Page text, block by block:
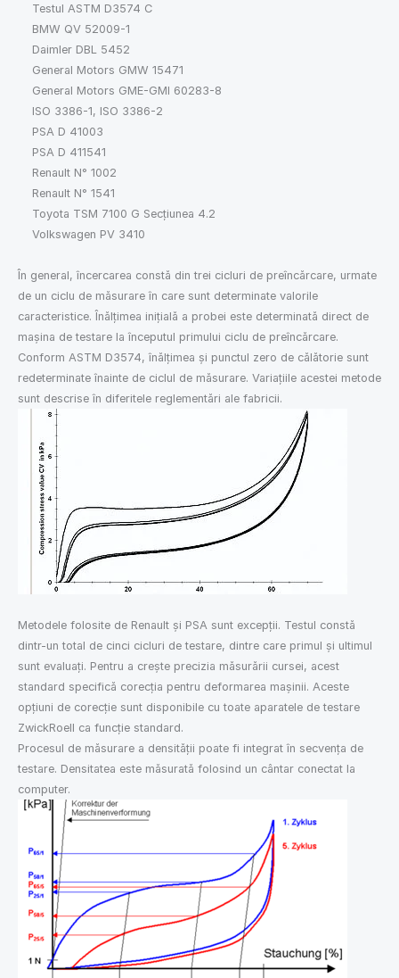
Testul ASTM D3574 C
BMW QV 52009-1
Daimler DBL 5452
General Motors GMW 15471
General Motors GME-GMI 60283-8
ISO 3386-1, ISO 3386-2
PSA D 41003
PSA D 411541
Renault N° 1002
Renault N° 1541
Toyota TSM 7100 G Secțiunea 4.2
Volkswagen PV 3410
În general, încercarea constă din trei cicluri de preîncărcare, urmate
de un ciclu de măsurare în care sunt determinate valorile
caracteristice. Înălțimea inițială a probei este determinată direct de
mașina de testare la începutul primului ciclu de preîncărcare.
Conform ASTM D3574, înălțimea și punctul zero de călătorie sunt
redeterminate înainte de ciclul de măsurare. Variațiile acestei metode
sunt descrise în diferitele reglementări ale fabricii.
Metodele folosite de Renault și PSA sunt excepții. Testul constă
dintr-un total de cinci cicluri de testare, dintre care primul și ultimul
sunt evaluați. Pentru a crește precizia măsurării cursei, acest
standard specifică corecția pentru deformarea mașinii. Aceste
opțiuni de corecție sunt disponibile cu toate aparatele de testare
ZwickRoell ca funcție standard.
Procesul de măsurare a densității poate fi integrat în secvența de
testare. Densitatea este măsurată folosind un cântar conectat la
computer.